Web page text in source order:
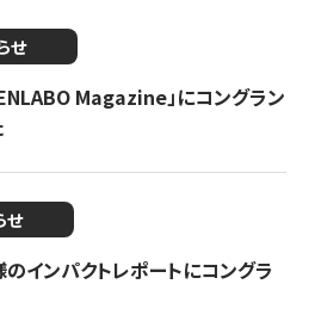
せ
Magazine」にコングラン
せ
インパクトレポートにコングラ